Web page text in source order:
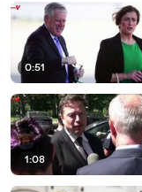
0:51
1:08